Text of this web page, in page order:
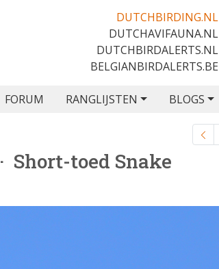
DUTCHBIRDING.NL
DUTCHAVIFAUNA.NL
DUTCHBIRDALERTS.NL
BELGIANBIRDALERTS.BE
FORUM RANGLIJSTEN BLOGS
· Short-toed Snake